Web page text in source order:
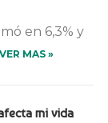
en 6,3% y
VER MAS »
mi vida